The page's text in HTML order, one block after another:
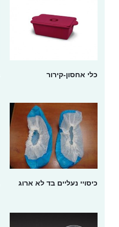
כלי אחסון-קירור
כיסויי נעליים בד לא ארוג